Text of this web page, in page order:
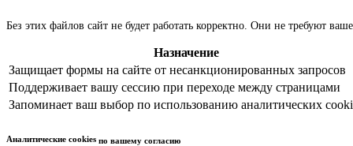
Без этих файлов сайт не будет работать корректно. Они не требуют
Назначение
Защищает формы на сайте от несанкционированных запросов
Поддерживает вашу сессию при переходе между страницами
Запоминает ваш выбор по использованию аналитических
Аналитические cookies по вашему согласию